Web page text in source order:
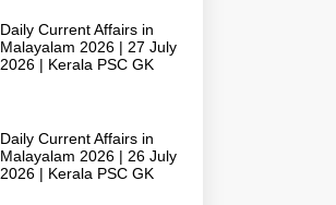
Daily Current Affairs in
Malayalam 2026 | 27 July
2026 | Kerala PSC GK
Daily Current Affairs in
Malayalam 2026 | 26 July
2026 | Kerala PSC GK